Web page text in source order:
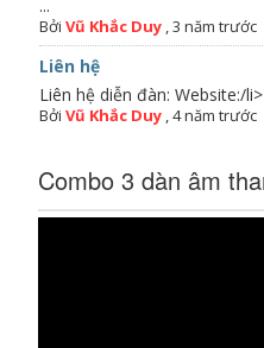
...
Bởi Vũ Khắc Duy ,3 năm trước
Liên hệ
Liên hệ diễn
Bởi Vũ Khắc Duy ,4 năm trước
Combo 3 dàn âm